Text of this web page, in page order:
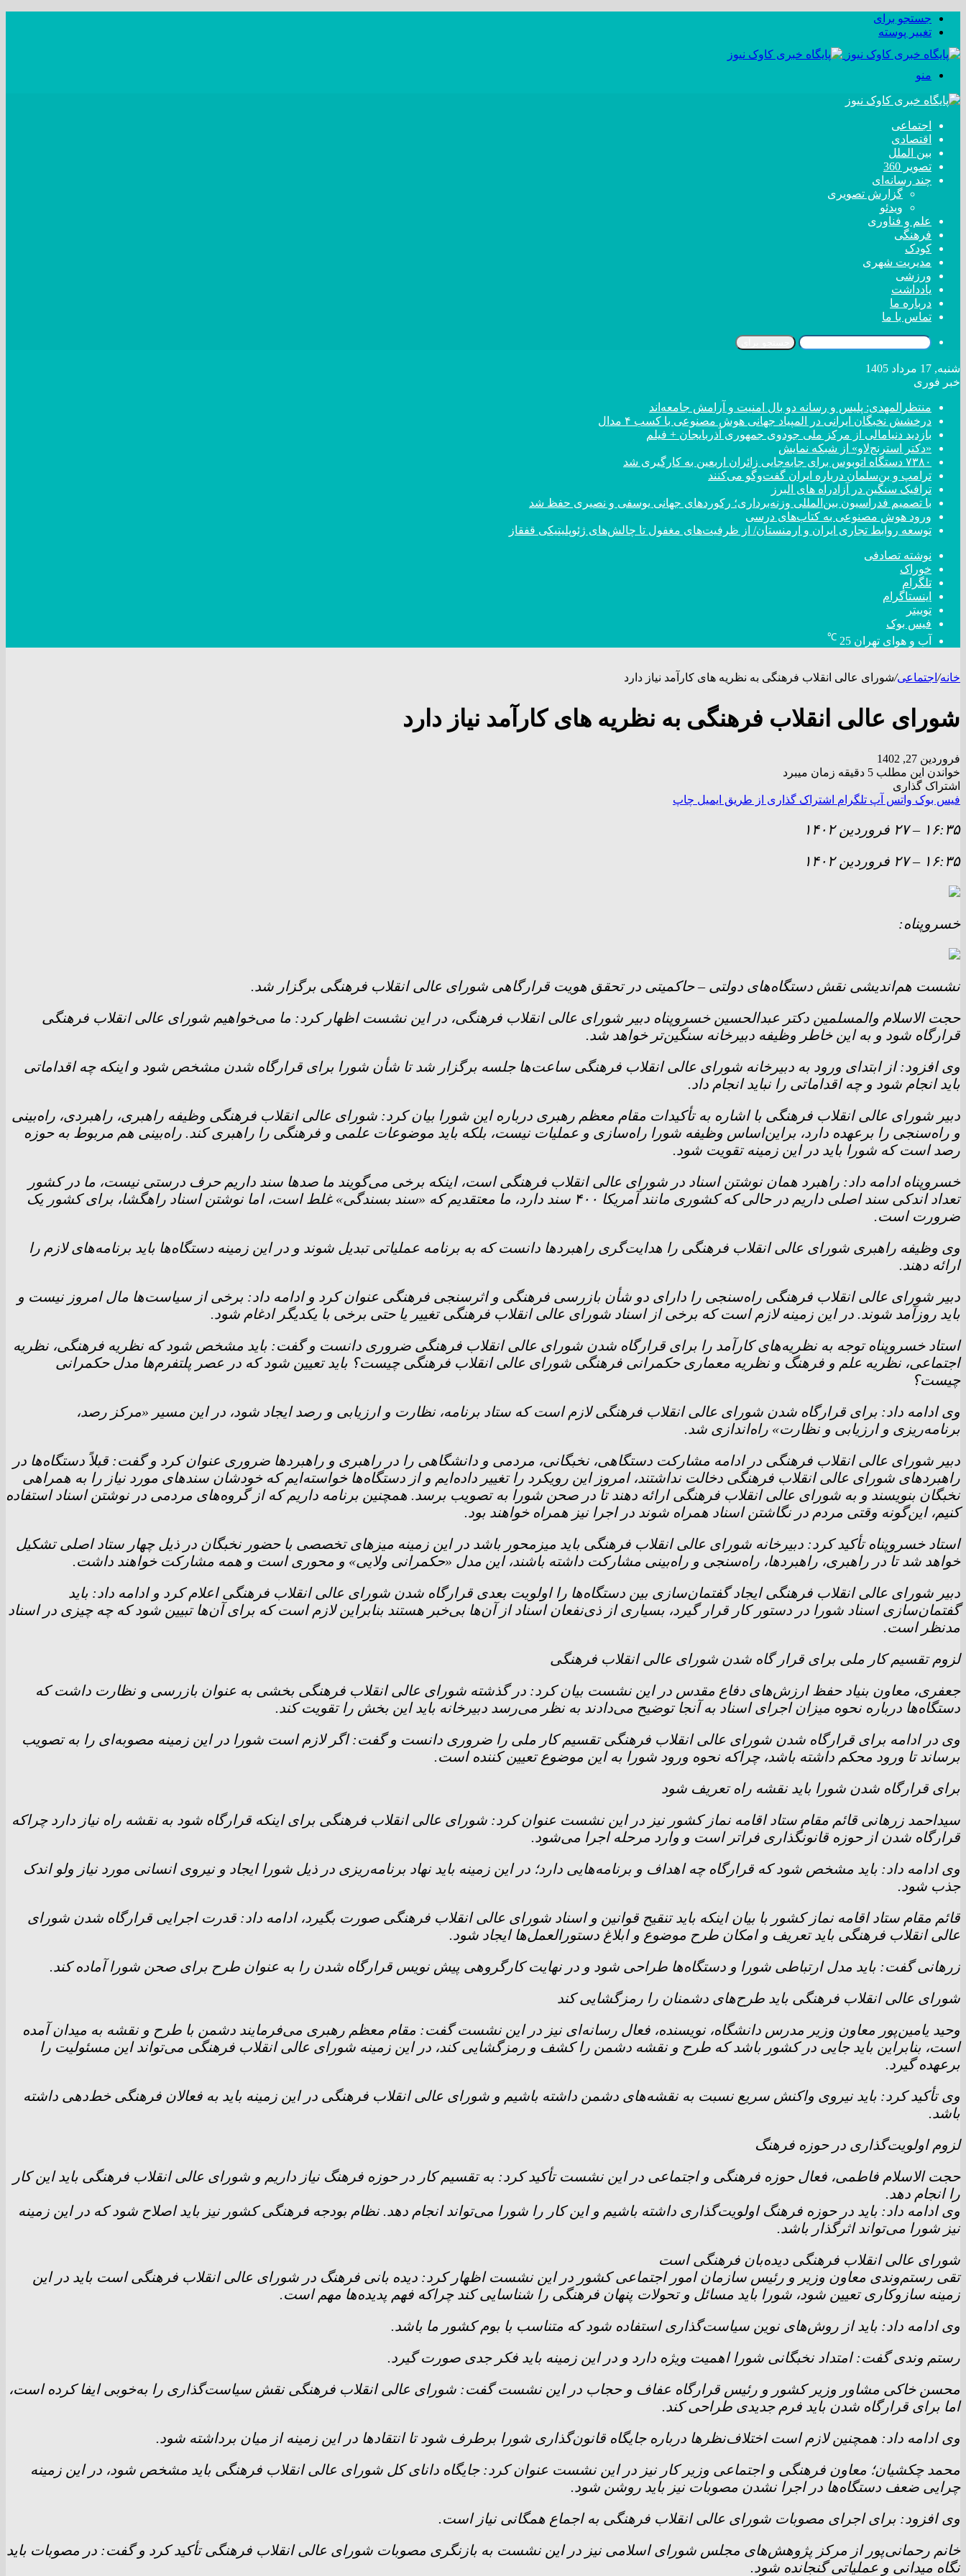
جستجو برای
تغییر پوسته
منو
اجتماعی
اقتصادی
بین الملل
تصویر 360
چند رسانه‌ای
گزارش تصویری
ویدئو
علم و فناوری
فرهنگی
کودک
مدیریت شهری
ورزشی
یادداشت
درباره ما
تماس با ما
شنبه, 17 مرداد 1405
خبر فوری
منتظرالمهدی: پلیس و رسانه دو بال امنیت و آرامش جامعه‌اند
درخشش نخبگان ایرانی در المپیاد جهانی هوش مصنوعی با کسب ۴ مدال
بازدید دنیامالی از مرکز ملی جودوی جمهوری آذربایجان + فیلم
«دکتر استرنج‌لاو» از شبکه نمایش
۷۳۸۰ دستگاه اتوبوس برای جابه‌جایی زائران اربعین به کارگیری شد
ترامپ و بن‌سلمان درباره ایران گفت‌و‌گو می‌کنند
ترافیک سنگین در آزادراه های البرز
با تصمیم فدراسیون بین‌المللی وزنه‌برداری؛ رکورد‌های جهانی یوسفی و نصیری حفظ شد
ورود هوش مصنوعی به کتاب‌های درسی
توسعه روابط تجاری ایران و ارمنستان/ از ظرفیت‌های مغفول تا چالش‌های ژئوپلیتیکی قفقاز
نوشته تصادفی
خوراک
تلگرام
اینستاگرام
توییتر
فیس بوک
آب و هوای تهران 25
℃
خانه/ اجتماعی/شورای عالی انقلاب فرهنگی به نظریه های کارآمد نیاز دارد
شورای عالی انقلاب فرهنگی به نظریه های کارآمد نیاز دارد
فروردین 27, 1402
خواندن این مطلب 5 دقیقه زمان میبرد
اشتراک گذاری
فیس بوک واتس آپ تلگرام اشتراک گذاری از طریق ایمیل چاپ
۱۶:۳۵ – ۲۷ فروردين ۱۴۰۲
۱۶:۳۵ – ۲۷ فروردين ۱۴۰۲
خسروپناه:
نشست هم‌اندیشی نقش دستگاه‌های دولتی – حاکمیتی در تحقق هویت قرارگاهی شورای عالی انقلاب فرهنگی برگزار شد.
حجت الاسلام والمسلمین دکتر عبدالحسین خسروپناه دبیر شورای عالی انقلاب فرهنگی، در این نشست اظهار کرد: ما می‌خواهیم شورای عالی انقلاب فرهنگی
قرارگاه شود و به این خاطر وظیفه دبیرخانه سنگین‌تر خواهد شد.
وی افزود: از ابتدای ورود به دبیرخانه شورای عالی انقلاب فرهنگی ساعت‌ها جلسه برگزار شد تا شأن شورا برای قرارگاه شدن مشخص شود و اینکه چه اقداماتی
باید انجام شود و چه اقداماتی را نباید انجام داد.
دبیر شورای عالی انقلاب فرهنگی با اشاره به تأکیدات مقام معظم رهبری درباره این شورا بیان کرد: شورای عالی انقلاب فرهنگی وظیفه راهبری، راهبردی، راه‌بینی
و راه‌سنجی را برعهده دارد، براین‌اساس وظیفه شورا راه‌سازی و عملیات نیست، بلکه باید موضوعات علمی و فرهنگی را راهبری کند. راه‌بینی هم مربوط به حوزه
رصد است که شورا باید در این زمینه تقویت شود.
خسروپناه ادامه داد: راهبرد همان نوشتن اسناد در شورای عالی انقلاب فرهنگی است، اینکه برخی می‌گویند ما صد‌ها سند داریم حرف درستی نیست، ما در کشور
تعداد اندکی سند اصلی داریم در حالی که کشوری مانند آمریکا ۴۰۰ سند دارد، ما معتقدیم که «سند بسندگی» غلط است، اما نوشتن اسناد راهگشا، برای کشور یک
ضرورت است.
وی وظیفه راهبری شورای عالی انقلاب فرهنگی را هدایت‌گری راهبرد‌ها دانست که به برنامه عملیاتی تبدیل شوند و در این زمینه دستگاه‌ها باید برنامه‌های لازم را
ارائه دهند.
دبیر شورای عالی انقلاب فرهنگی راه‌سنجی را دارای دو شأن بازرسی فرهنگی و اثرسنجی فرهنگی عنوان کرد و ادامه داد: برخی از سیاست‌ها مال امروز نیست و
باید روزآمد شوند. در این زمینه لازم است که برخی از اسناد شورای عالی انقلاب فرهنگی تغییر یا حتی برخی با یکدیگر ادغام شود.
استاد خسروپناه توجه به نظریه‌های کارآمد را برای قرارگاه شدن شورای عالی انقلاب فرهنگی ضروری دانست و گفت: باید مشخص شود که نظریه فرهنگی، نظریه
اجتماعی، نظریه علم و فرهنگ و نظریه معماری حکمرانی فرهنگی شورای عالی انقلاب فرهنگی چیست؟ باید تعیین شود که در عصر پلتفرم‌ها مدل حکمرانی
چیست؟
وی ادامه داد: برای قرارگاه شدن شورای عالی انقلاب فرهنگی لازم است که ستاد برنامه، نظارت و ارزیابی و رصد ایجاد شود، در این مسیر «مرکز رصد،
برنامه‌ریزی و ارزیابی و نظارت» راه‌اندازی شد.
دبیر شورای عالی انقلاب فرهنگی در ادامه مشارکت دستگاهی، نخبگانی، مردمی و دانشگاهی را در راهبری و راهبرد‌ها ضروری عنوان کرد و گفت: قبلاً دستگاه‌ها در
راهبرد‌های شورای عالی انقلاب فرهنگی دخالت نداشتند، امروز این رویکرد را تغییر داده‌ایم و از دستگاه‌ها خواسته‌ایم که خودشان سند‌های مورد نیاز را به همراهی
نخبگان بنویسند و به شورای عالی انقلاب فرهنگی ارائه دهند تا در صحن شورا به تصویب برسد. همچنین برنامه داریم که از گروه‌های مردمی در نوشتن اسناد استفاده
کنیم، این‌گونه وقتی مردم در نگاشتن اسناد همراه شوند در اجرا نیز همراه خواهند بود.
استاد خسروپناه تأکید کرد: دبیرخانه شورای عالی انقلاب فرهنگی باید میزمحور باشد در این زمینه میز‌های تخصصی با حضور نخبگان در ذیل چهار ستاد اصلی تشکیل
خواهد شد تا در راهبری، راهبردها، راه‌سنجی و راه‌بینی مشارکت داشته باشند، این مدل «حکمرانی ولایی» و محوری است و همه مشارکت خواهند داشت.
دبیر شورای عالی انقلاب فرهنگی ایجاد گفتمان‌سازی بین دستگاه‌ها را اولویت بعدی قرارگاه شدن شورای عالی انقلاب فرهنگی اعلام کرد و ادامه داد: باید
گفتمان‌سازی اسناد شورا در دستور کار قرار گیرد، بسیاری از ذی‌نفعان اسناد از آن‌ها بی‌خبر هستند بنابراین لازم است که برای آن‌ها تبیین شود که چه چیزی در اسناد
مدنظر است.
لزوم تقسیم کار ملی برای قرار گاه شدن شورای عالی انقلاب فرهنگی
جعفری، معاون بنیاد حفظ ارزش‌های دفاع مقدس در این نشست بیان کرد: در گذشته شورای عالی انقلاب فرهنگی بخشی به عنوان بازرسی و نظارت داشت که
دستگاه‌ها درباره نحوه میزان اجرای اسناد به آنجا توضیح می‌دادند به نظر می‌رسد دبیرخانه باید این بخش را تقویت کند.
وی در ادامه برای قرارگاه شدن شورای عالی انقلاب فرهنگی تقسیم کار ملی را ضروری دانست و گفت: اگر لازم است شورا در این زمینه مصوبه‌ای را به تصویب
برساند تا ورود محکم داشته باشد، چراکه نحوه ورود شورا به این موضوع تعیین کننده است.
برای قرارگاه شدن شورا باید نقشه راه تعریف شود
سیداحمد زرهانی قائم مقام ستاد اقامه نماز کشور نیز در این نشست عنوان کرد: شورای عالی انقلاب فرهنگی برای اینکه قرارگاه شود به نقشه راه نیاز دارد چراکه
قرارگاه شدن از حوزه قانونگذاری فراتر است و وارد مرحله اجرا می‌شود.
وی ادامه داد: باید مشخص شود که قرارگاه چه اهداف و برنامه‌هایی دارد؛ در این زمینه باید نهاد برنامه‌ریزی در ذیل شورا ایجاد و نیروی انسانی مورد نیاز ولو اندک
جذب شود.
قائم مقام ستاد اقامه نماز کشور با بیان اینکه باید تنقیح قوانین و اسناد شورای عالی انقلاب فرهنگی صورت بگیرد، ادامه داد: قدرت اجرایی قرارگاه شدن شورای
عالی انقلاب فرهنگی باید تعریف و امکان طرح موضوع و ابلاغ دستورالعمل‌ها ایجاد شود.
زرهانی گفت: باید مدل ارتباطی شورا و دستگاه‌ها طراحی شود و در نهایت کارگروهی پیش نویس قرارگاه شدن را به عنوان طرح برای صحن شورا آماده کند.
شورای عالی انقلاب فرهنگی باید طرح‌های دشمنان را رمزگشایی کند
وحید یامین‌پور معاون وزیر مدرس دانشگاه، نویسنده، فعال رسانه‌ای نیز در این نشست گفت: مقام معظم رهبری می‌فرمایند دشمن با طرح و نقشه به میدان آمده
است، بنابراین باید جایی در کشور باشد که طرح و نقشه دشمن را کشف و رمزگشایی کند، در این زمینه شورای عالی انقلاب فرهنگی می‌تواند این مسئولیت را
برعهده گیرد.
وی تأکید کرد: باید نیروی واکنش سریع نسبت به نقشه‌های دشمن داشته باشیم و شورای عالی انقلاب فرهنگی در این زمینه باید به فعالان فرهنگی خط‌دهی داشته
باشد.
لزوم اولویت‌گذاری در حوزه فرهنگ
حجت الاسلام فاطمی، فعال حوزه فرهنگی و اجتماعی در این نشست تأکید کرد: به تقسیم کار در حوزه فرهنگ نیاز داریم و شورای عالی انقلاب فرهنگی باید این کار
را انجام دهد.
وی ادامه داد: باید در حوزه فرهنگ اولویت‌گذاری داشته باشیم و این کار را شورا می‌تواند انجام دهد. نظام بودجه فرهنگی کشور نیز باید اصلاح شود که در این زمینه
نیز شورا می‌تواند اثرگذار باشد.
شورای عالی انقلاب فرهنگی دیده‌بان فرهنگی است
تقی رستم‌وندی معاون وزیر و رئیس سازمان امور اجتماعی کشور در این نشست اظهار کرد: دیده بانی فرهنگ در شورای عالی انقلاب فرهنگی است باید در این
زمینه سازوکاری تعیین شود، شورا باید مسائل و تحولات پنهان فرهنگی را شناسایی کند چراکه فهم پدیده‌ها مهم است.
وی ادامه داد: باید از روش‌های نوین سیاست‌گذاری استفاده شود که متناسب با بوم کشور ما باشد.
رستم وندی گفت: امتداد نخبگانی شورا اهمیت ویژه دارد و در این زمینه باید فکر جدی صورت گیرد.
محسن خاکی مشاور وزیر کشور و رئیس قرارگاه عفاف و حجاب در این نشست گفت: شورای عالی انقلاب فرهنگی نقش سیاست‌گذاری را به‌خوبی ایفا کرده است،
اما برای قرارگاه شدن باید فرم جدیدی طراحی کند.
وی ادامه داد: همچنین لازم است اختلاف‌نظر‌ها درباره جایگاه قانون‌گذاری شورا برطرف شود تا انتقاد‌ها در این زمینه از میان برداشته شود.
محمد چکشیان؛ معاون فرهنگی و اجتماعی وزیر کار نیز در این نشست عنوان کرد: جایگاه دانای کل شورای عالی انقلاب فرهنگی باید مشخص شود، در این زمینه
چرایی ضعف دستگاه‌ها در اجرا نشدن مصوبات نیز باید روشن شود.
وی افزود: برای اجرای مصوبات شورای عالی انقلاب فرهنگی به اجماع همگانی نیاز است.
خانم رحمانی‌پور از مرکز پژوهش‌های مجلس شورای اسلامی نیز در این نشست به بازنگری مصوبات شورای عالی انقلاب فرهنگی تأکید کرد و گفت: در مصوبات باید
نگاه میدانی و عملیاتی گنجانده شود.